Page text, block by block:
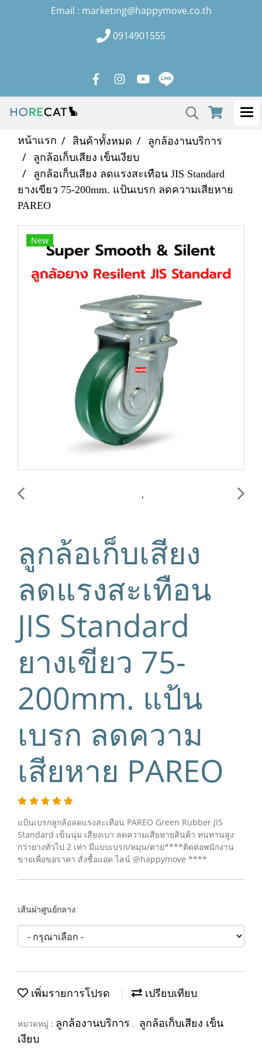
Email : marketing@happymove.co.th
0914901555
หน้าแรก สินค้าทั้งหมด
ลูกล้องานบริการ
ลูกล้อเก็บเสียง เข็นเงียบ
ลูกล้อเก็บเสียง ลดแรงสะเทือน JIS Standard
ยางเขียว 75-200mm. แป้นเบรก ลดความเสียหาย
PAREO
New
ลูกล้อเก็บเสียง
ลดแรงสะเทือน
JIS Standard
ยางเขียว 75-
200mm. แป้น
เบรก ลดความ
เสียหาย PAREO
แป้นเบรกลูกล้อลดแรงสะเทือน PAREO Green Rubber JIS
Standard เข็นนุ่ม เสียงเบา ลดความเสียหายสินค้า ทนทานสูง
กว่ายางทั่วไป 2 เท่า มีแบบเบรก/หมุน/ตาย****ติดต่อพนักงาน
ขายเพื่อขอราคา สั่งซื้อแอด ไลน์ @happymove ****
เส้นผ่าศูนย์กลาง
เพิ่มรายการโปรด เปรียบเทียบ
หมวดหมู่ : ลูกล้องานบริการ , ลูกล้อเก็บเสียง เข็น
เงียบ